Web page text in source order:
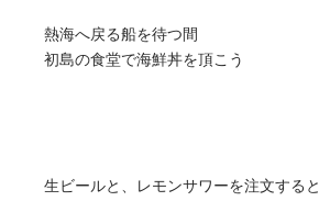
熱海へ戻る船を待つ間
初島の食堂で海鮮丼を頂こう
生ビールと、レモンサワーを注文すると